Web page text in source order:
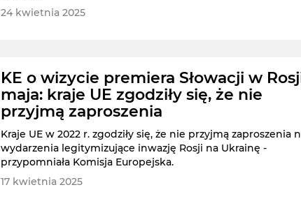
24 kwietnia 2025
KE o wizycie premiera Słowacji w
maja: kraje UE zgodziły się, że nie
przyjmą zaproszenia
Kraje UE w 2022 r. zgodziły się, że nie przyjmą zaproszenia
wydarzenia legitymizujące inwazję Rosji na Ukrainę -
przypomniała Komisja Europejska.
17 kwietnia 2025